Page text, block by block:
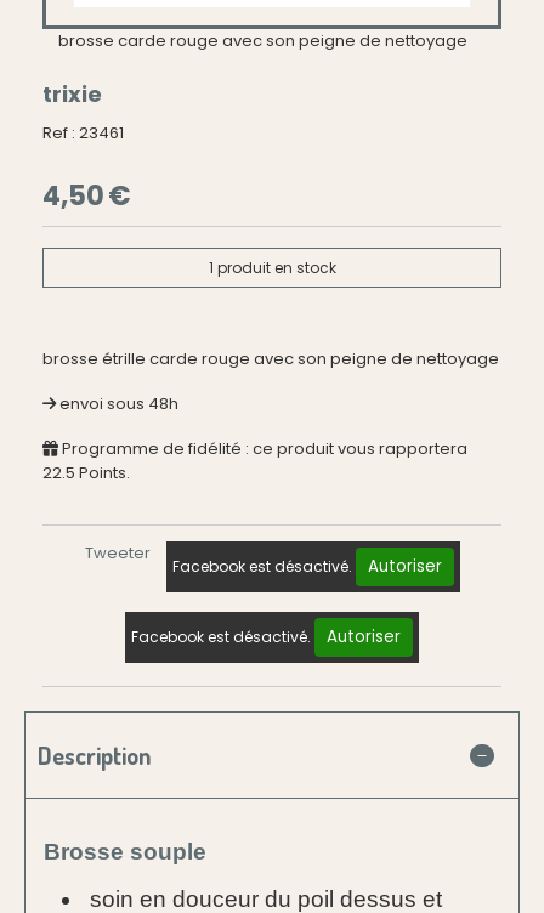
brosse carde rouge avec son peigne de nettoyage
trixie
Ref : 23461
4,50€
1 produit en stock
brosse étrille carde rouge avec son peigne de nettoyage
envoi sous 48h
Programme de fidélité : ce produit vous rapportera
22.5 Points.
Tweeter
Facebook est désactivé. Autoriser
Facebook est désactivé. Autoriser
Description
Brosse souple
soin en douceur du poil dessus et